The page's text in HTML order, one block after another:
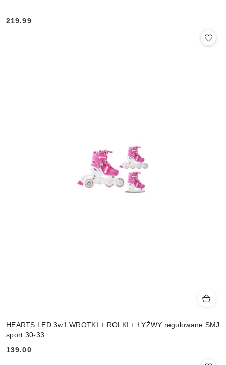
Cena:
219.99
HEARTS LED 3w1 WROTKI + ROLKI + ŁYŻWY regulowane SMJ
sport 30-33
Cena:
139.00